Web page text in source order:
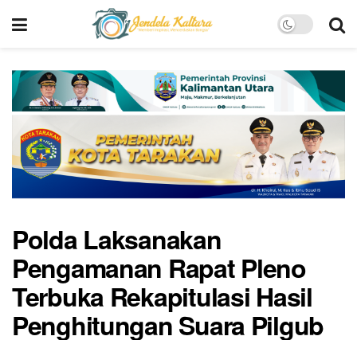
Polda Laksanakan
Pengamanan Rapat Pleno
Terbuka Rekapitulasi Hasil
Penghitungan Suara Pilgub